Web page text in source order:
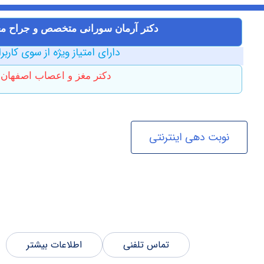
دکتر آرمان سورانی متخصص و جراح
دارای امتیاز ویژه از سوی
دکتر مغز و اعصاب اصفهان
نوبت دهی اینترنتی
تماس تلفنی اطلاعات بیشتر